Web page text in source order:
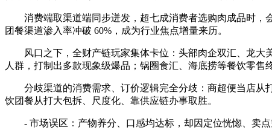
消费端取渠道端同步迸发，超七成消费者选购肉成品时，会
团餐渠道渗入率冲破 60%，成为行业焦点增量来历。
风口之下，全财产链玩家集体卡位：头部肉企双汇、龙大
人群，打制出多款现象级爆品；锅圈食汇、海底捞等餐饮零售
分歧渠道的消费需求、订价逻辑完全分歧：商超便当店从
饮团餐从打大包拆、尺度化、靠供应链办事取胜。
- 市场误区：产物养分、口感均达标，却因定位恍惚、卖点